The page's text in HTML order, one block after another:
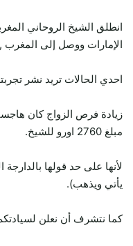
انطلق الشيخ الروحاني
الإمارات ووصل إلى
احدي الحالات تريد نشر
زيادة فرص الزواج كان
مبلغ 2760 اورو للشيخ.
لأنها على حد قولها
يأتي ويذهب).
كما نتشرف أن نعلن